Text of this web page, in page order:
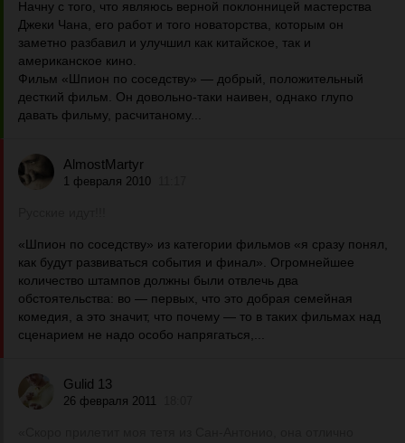
Начну с того, что являюсь верной поклонницей мастерства
Джеки Чана, его работ и того новаторства, которым он
заметно разбавил и улучшил как китайское, так и
американское кино.
Фильм «Шпион по соседству» — добрый, положительный
десткий фильм. Он довольно-таки наивен, однако глупо
давать фильму, расчитаному...
AlmostMartyr
1 февраля 2010
«Шпион по соседству» из категории фильмов «я сразу понял,
как будут развиваться события и финал». Огромнейшее
количество штампов должны были отвлечь два
обстоятельства: во — первых, что это добрая семейная
комедия, а это значит, что почему — то в таких фильмах над
сценарием не надо особо напрягаться,...
Gulid 13
26 февраля 2011